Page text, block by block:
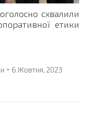
схвалили
етики
6 Жовтня, 2023